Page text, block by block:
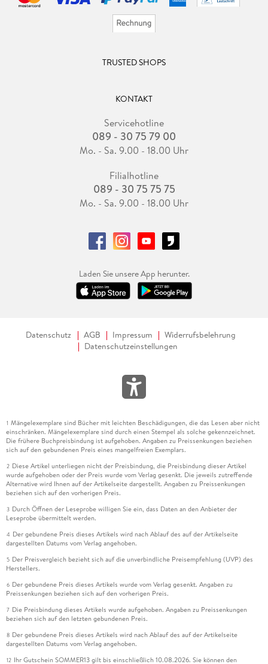
TRUSTED SHOPS
KONTAKT
Servicehotline
089 - 30 75 79 00
Mo. - Sa. 9.00 - 18.00 Uhr
Filialhotline
089 - 30 75 75 75
Mo. - Sa. 9.00 - 18.00 Uhr
Laden Sie unsere App herunter.
Datenschutz AGB Impressum
Widerrufsbelehrung
Datenschutzeinstellungen
1 Mängelexemplare sind Bücher mit leichten Beschädigungen, die das Lesen aber nicht
einschränken. Mängelexemplare sind durch einen Stempel als solche gekennzeichnet.
Die frühere Buchpreisbindung ist aufgehoben. Angaben zu Preissenkungen beziehen
sich auf den gebundenen Preis eines mangelfreien Exemplars.
2 Diese Artikel unterliegen nicht der Preisbindung, die Preisbindung dieser Artikel
wurde aufgehoben oder der Preis wurde vom Verlag gesenkt. Die jeweils zutreffende
Alternative wird Ihnen auf der Artikelseite dargestellt. Angaben zu Preissenkungen
beziehen sich auf den vorherigen Preis.
3 Durch Öffnen der Leseprobe willigen Sie ein, dass Daten an den Anbieter der
Leseprobe übermittelt werden.
4 Der gebundene Preis dieses Artikels wird nach Ablauf des auf der Artikelseite
dargestellten Datums vom Verlag angehoben.
5 Der Preisvergleich bezieht sich auf die unverbindliche Preisempfehlung (UVP) des
Herstellers.
6 Der gebundene Preis dieses Artikels wurde vom Verlag gesenkt. Angaben zu
Preissenkungen beziehen sich auf den vorherigen Preis.
7 Die Preisbindung dieses Artikels wurde aufgehoben. Angaben zu Preissenkungen
beziehen sich auf den letzten gebundenen Preis.
8 Der gebundene Preis dieses Artikels wird nach Ablauf des auf der Artikelseite
dargestellten Datums vom Verlag angehoben.
12 Ihr Gutschein SOMMER13 gilt bis einschließlich 10.08.2026. Sie können den